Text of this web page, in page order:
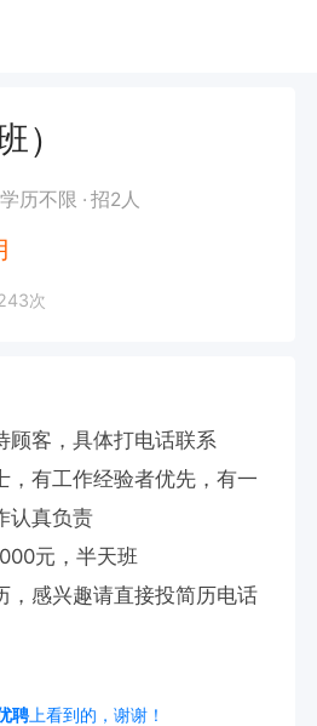
）
学历不限 招2人
次
顾客，具体打电话联系
，有工作经验者优先，有一
认真负责
元，半天班
，感兴趣请直接投简历电话
聘上看到的，谢谢！